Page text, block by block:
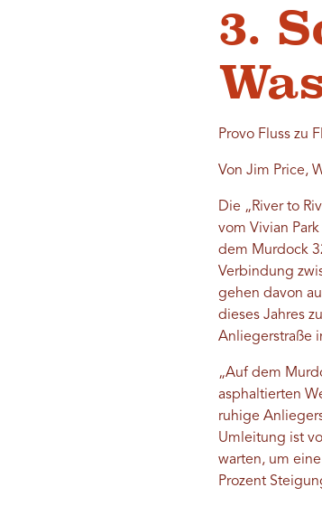
3.
Provo Fluss zu
Von Jim Price,
Die „River to
vom Vivian
dem Murdock
Verbindung
gehen davon
dieses Jahres
Anliegerstraße
„Auf dem
asphaltierten
ruhige
Umleitung ist
warten, um
Prozent